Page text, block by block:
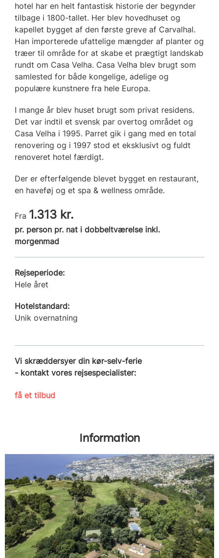
hotel har en helt fantastisk historie der begynder
tilbage i 1800-tallet. Her blev hovedhuset og
kapellet bygget af den første greve af Carvalhal.
Han importerede ufattelige mængder af planter og
træer til område for at skabe et prægtigt landskab
rundt om Casa Velha. Casa Velha blev brugt som
samlested for både kongelige, adelige og
populære kunstnere fra hele Europa.
I mange år blev huset brugt som privat residens.
Det var indtil et svensk par overtog området og
Casa Velha i 1995. Parret gik i gang med en total
renovering og i 1997 stod et eksklusivt og fuldt
renoveret hotel færdigt.
Der er efterfølgende blevet bygget en restaurant,
en haveføj og et spa & wellness område.
Fra 1.313 kr.
pr. person pr. nat i dobbeltværelse inkl.
morgenmad
Rejseperiode:
Hele året
Hotelstandard:
Unik overnatning
Vi skræddersyer din kør-selv-ferie
- kontakt vores rejsespecialister:
få et tilbud
Information